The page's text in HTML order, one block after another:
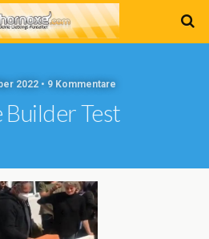
2022 • 9 Kommentare
Builder Test